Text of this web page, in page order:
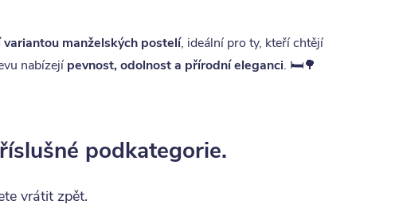
manželských postelí, ideální pro ty, kteří chtějí
nabízejípevnost, odolnost a přírodní eleganci. 🛏️🌳
podkategorie.
vrátit zpět.